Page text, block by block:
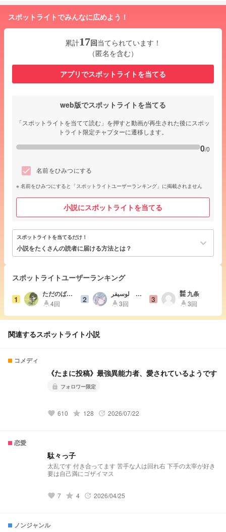
スポットライトでみんなに広めよう！
累計17回当てられています！
（匿名を含む）
アプリでスポットライトを当てる
web版でスポットライトを当てる
「スポットライトを当てて読む」を押すと動画が再生された後にスポッ
トライト限定チャプターに遷移します。
0/0
名前をひみつにする
名前をひみつにすると「スポットライトユーザーランキング」に掲載されません
小説にスポットライトを当てる
スポットライトを当てるだけ！
小説をたくさんの読者に届ける方法とは？ keyboard_arrow_down
スポットライトユーザーランキング
1
ただのばな
な
highlight4回 2
لوسيفر
🪄🎁🫧/😈🪽
🎧🎮
highlight3回 3
㍿ 九条
highlight3回
関連するスポットライト小説
コメディ
《たまに投稿》最強異能力者、愛されているようです
lock フォロワー限定
favorite 610 grade 128 update 2026/07/22
恋愛
駄々っ子
太乱です 付き合ってます 苦手な人は回れ右 下手の太宰が好き
要は自己満にゴザイマス
favorite 7 grade 4 update 2026/04/25
ノンジャンル